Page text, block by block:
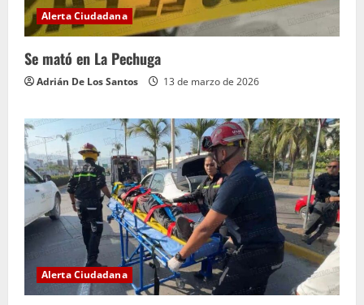
Alerta Ciudadana
Se mató en La Pechuga
Adrián De Los Santos 13 de marzo de 2026
Alerta Ciudadana